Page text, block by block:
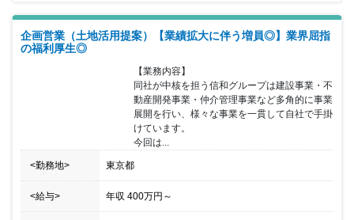
企画営業（土地活用提案）【業績拡大に伴う増員◎】業界屈指
の福利厚生◎
【業務内容】
同社が中核を担う信和グループは建設事業・不
動産開発事業・仲介管理事業など多角的に事業
展開を行い、様々な事業を一貫して自社で手掛
けています。
今回は...
<勤務地> 東京都
<給与> 年収 400万円 ～